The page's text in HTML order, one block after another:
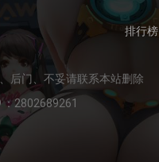
排行榜
后门、不妥请联系本站删除
：2802689261